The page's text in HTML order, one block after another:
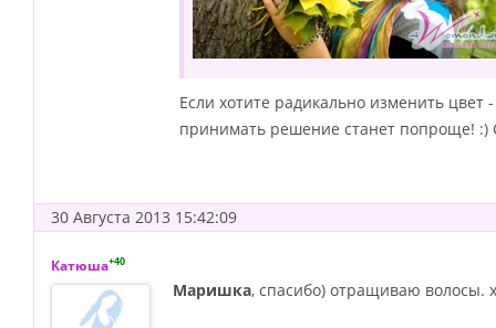
Если хотите радикально изменить
принимать решение станет попроще! :)
30 Августа 2013 15:42:09
Катюша+40
Маришка, спасибо) отращиваю волосы.